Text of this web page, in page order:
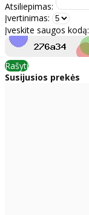
Atsiliepimas:
Įvertinimas:
Įveskite saugos kodą:
Rašyti
Susijusios prekės